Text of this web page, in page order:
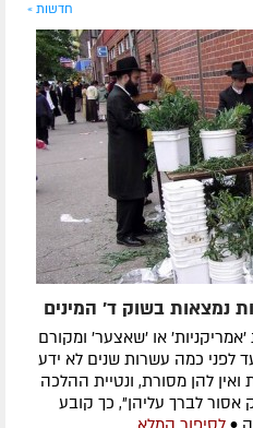
חדשות »
נמצאות בשוק ד' המינים
או 'שאצער' ומקורם
כמה עשרות שנים לא ידע
להן מסורת, ונטיית ההלכה
אסור לברך עליהן", כך קובע